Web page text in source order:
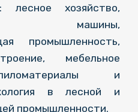
лесное хозяйство,
машины,
промышленность,
мебельное
и
в лесной и
промышленности.